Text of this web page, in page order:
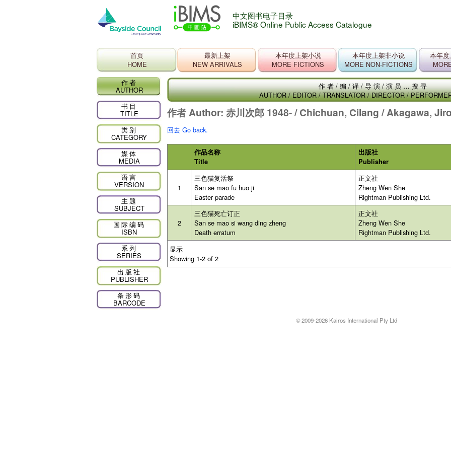
中文图书电子目录
iBIMS® Online Public Access Catalogue
首页
HOME
最新上架
NEW ARRIVALS
本年度上架小说
MORE FICTIONS
本年度上架非小说
MORE NON-FICTIONS
本年
作者/编/译/导演/演员…搜寻
AUTHOR / EDITOR / TRANSLATOR / DIRECTOR /
作者 Author: 赤川次郎 1948- / Chichuan, Cilang / Akagawa, Jiro
回去 Go back.
作品名称
Title
出版社
Publisher
1
三色猫复活祭
San se mao fu huo ji
Easter parade
正文社
Zheng Wen She
Rightman Publishing Ltd.
2
三色猫死亡订正
San se mao si wang ding zheng
Death erratum
正文社
Zheng Wen She
Rightman Publishing Ltd.
显示
Showing 1-2 of 2
作者
AUTHOR
书目
TITLE
类别
CATEGORY
媒体
MEDIA
语言
VERSION
主题
SUBJECT
国际编码
ISBN
系列
SERIES
出版社
PUBLISHER
条形码
BARCODE
© 2009-2026 Kairos International Pty Ltd